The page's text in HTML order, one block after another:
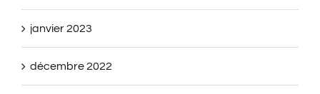
janvier 2023
décembre 2022